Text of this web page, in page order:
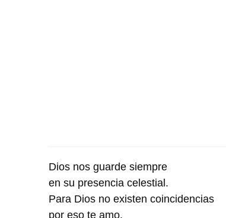
Dios nos guarde siempre
en su presencia celestial.
Para Dios no existen coincidencias
por eso te amo.